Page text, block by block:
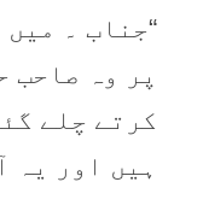
“جناب ۔
پر وہ صاحب
کرتے چلے
ہیں اور یہ